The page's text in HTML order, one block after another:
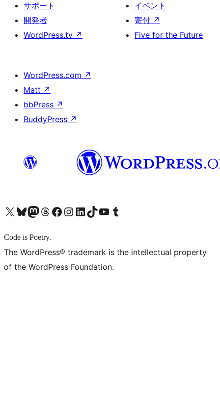
サポート
開発者
WordPress.tv ↗
イベント
寄付 ↗
Five for the Future
WordPress.com ↗
Matt ↗
bbPress ↗
BuddyPress ↗
X (旧 Twitter) アカウントへBluesky アカウントへMastodon アカウントへThreads アカウントへ Facebook ページへInstagram アカウントへ LinkedIn アカウントへTikTok アカウントへYouTube チャンネルへ Tumblr アカウントへ
Code is Poetry.
The WordPress® trademark is the intellectual property
of the WordPress Foundation.